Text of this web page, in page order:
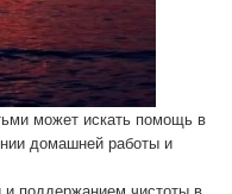
может искать помощь в
домашней работы и